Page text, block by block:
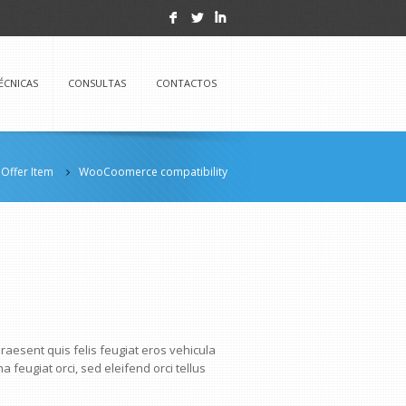
F L I
CONSULTAS CONTACTOS
Offer Item WooCoomerce compatibility
quis felis feugiat eros vehicula
feugiat orci, sed eleifend orci tellus